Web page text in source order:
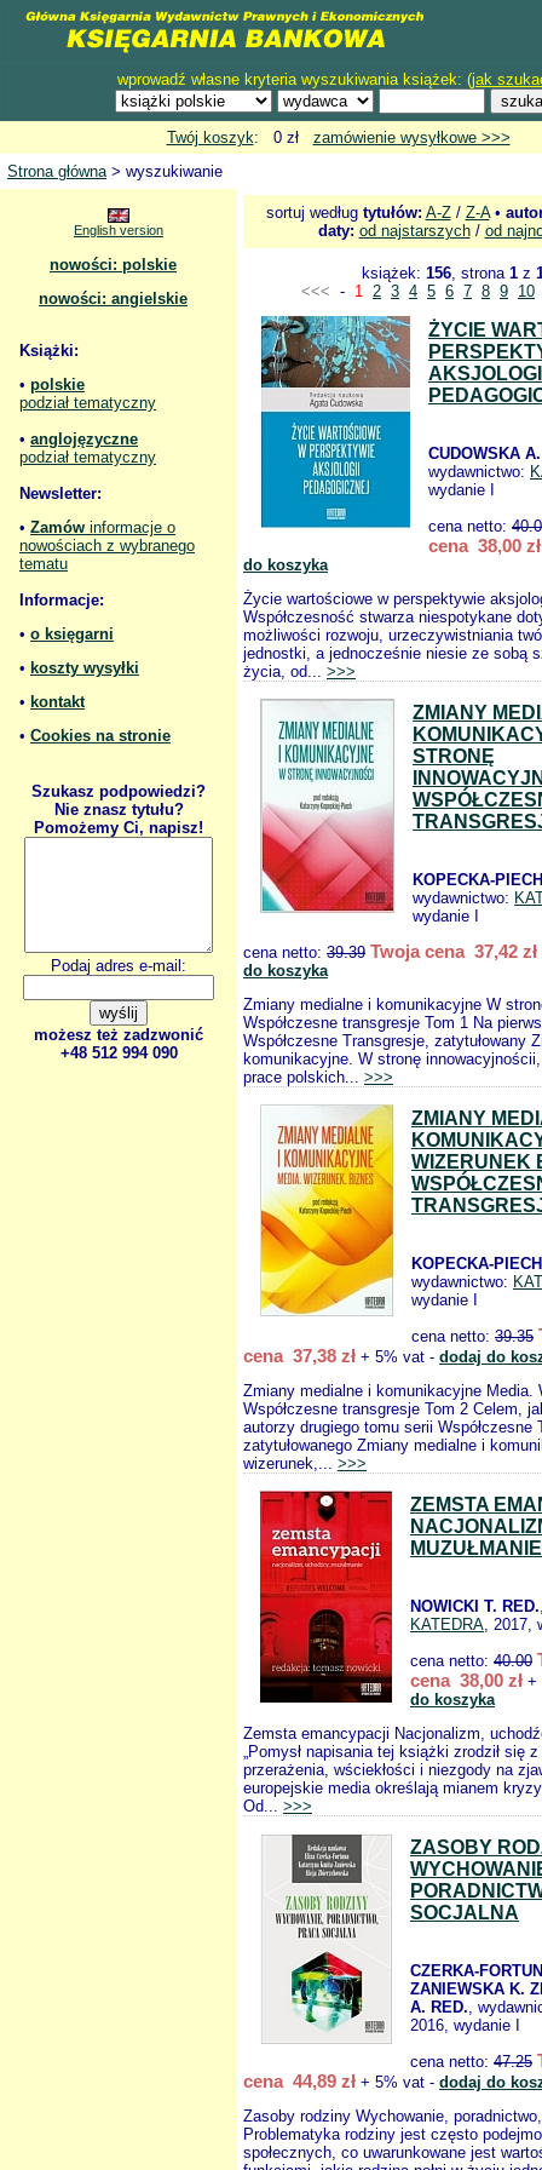
wprowadź własne kryteria wyszukiwania książek: (jak
Twój koszyk: 0 zł zamówienie wysyłkowe >>>
Strona główna> wyszukiwanie
English version
nowości: polskie
nowości: angielskie
Książki:
• polskie
podział tematyczny
• anglojęzyczne
podział tematyczny
Newsletter:
• Zamów informacje o
nowościach z wybranego
tematu
Informacje:
• o księgarni
• koszty wysyłki
• kontakt
• Cookies na stronie
Szukasz podpowiedzi?
Nie znasz tytułu?
Pomożemy Ci, napisz!
Podaj adres e-mail:
możesz też zadzwonić
+48 512 994 090
sortuj według tytułów: A-Z/ Z-A•
daty: od najstarszych/ od
książek: 156, strona 1 z
<<< - 1 2 3 4 5 6 7 8 9 10
ŻYCIE
CUDOWSKA
wydawnictwo:
wydanie I
cena netto:
cena 38,00 zł
do koszyka
Życie wartościowe w perspektywie
Współczesność stwarza niespotykane
możliwości rozwoju, urzeczywistniania
jednostki, a jednocześnie niesie ze sobą
życia, od... >>>
ZMIANY
STRONĘ
KOPECKA-
wydawnictwo:
wydanie I
cena netto: 39.39 Twoja cena 37,42 zł
do koszyka
Zmiany medialne i komunikacyjne W
Współczesne transgresje Tom 1 Na
Współczesne Transgresje, zatytułowany
komunikacyjne. W stronę
prace polskich... >>>
ZMIANY
WIZERUNEK
KOPECKA-
wydawnictwo:
wydanie I
cena netto: 39.35
cena 37,38 zł + 5% vat - dodaj do
Zmiany medialne i komunikacyjne Media.
Współczesne transgresje Tom 2 Celem,
autorzy drugiego tomu serii Współczesne
zatytułowanego Zmiany medialne i
wizerunek,... >>>
ZEMSTA
MUZUŁMANIE
NOWICKI T. RED.
KATEDRA, 2017,
cena netto: 40.00
cena 38,00 zł +
do koszyka
Zemsta emancypacji Nacjonalizm,
„Pomysł napisania tej książki zrodził się
przerażenia, wściekłości i niezgody na
europejskie media określają mianem
Od... >>>
ZASOBY
SOCJALNA
CZERKA-
ZANIEWSKA K.
A. RED.,
2016, wydanie I
cena netto: 47.25
cena 44,89 zł + 5% vat - dodaj do
Zasoby rodziny Wychowanie,
Problematyka rodziny jest często
społecznych, co uwarunkowane jest